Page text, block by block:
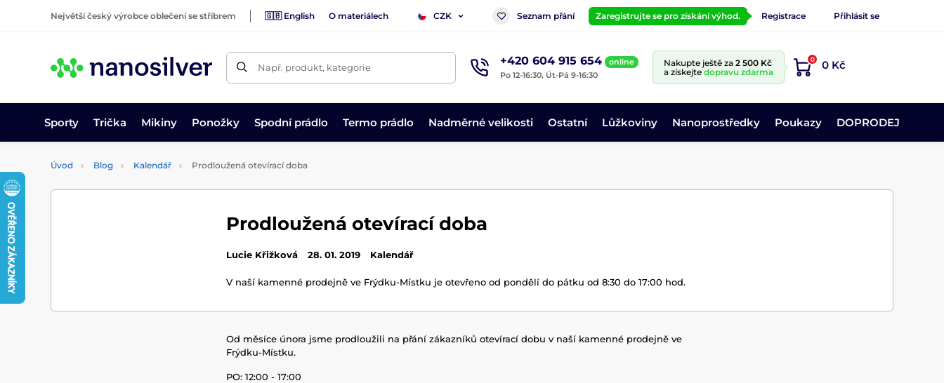
Největší český výrobce oblečení se stříbrem 🇬🇧 English O materiálech CZK Seznam přání Zaregistrujte se pro získání výhod. Registrace Přihlásit se
Např. produkt, kategorie +420 604 915 654
online
Po 12-16:30, Út-Pá 9-16:30
Nakupte ještě za 2 500 Kč
a získejte dopravu zdarma
0 0 Kč
Sporty Trička Mikiny Ponožky Spodní prádlo Termo prádlo Nadměrné velikosti Ostatní Lůžkoviny Nanoprostředky Poukazy DOPRODEJ
Úvod Blog Kalendář Prodloužená otevírací doba
Prodloužená otevírací doba
Lucie Křižková 28. 01. 2019 Kalendář
V naší kamenné prodejně ve Frýdku-Místku je otevřeno od pondělí do pátku od 8:30 do 17:00 hod.
Od měsíce února jsme prodloužili na přání zákazníků otevírací dobu v naší kamenné prodejně ve
Frýdku-Místku.
PO: 12:00 - 17:00